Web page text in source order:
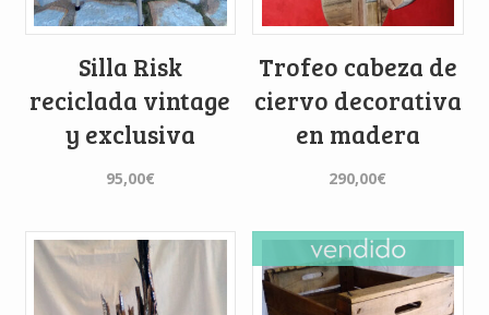
Silla Risk
reciclada vintage
y exclusiva
95,00€
Trofeo cabeza de
ciervo decorativa
en madera
290,00€